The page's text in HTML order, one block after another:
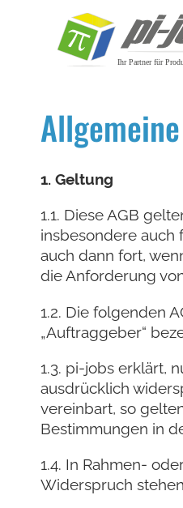
1. Geltung
1.1. Diese AGB
insbesondere auch
auch dann fort,
die Anforderung
1.2. Die folgenden
„Auftraggeber“
1.3. pi-jobs erklärt,
ausdrücklich
vereinbart, so
Bestimmungen in
1.4. In Rahmen-
Widerspruch